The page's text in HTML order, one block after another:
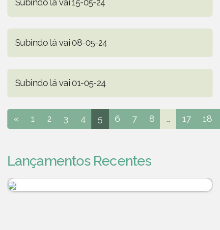
Subindo lá vai 15-05-24
Subindo lá vai 08-05-24
Subindo lá vai 01-05-24
« 1 2 3 4 5 6 7 8 ... 17 18
Lançamentos Recentes